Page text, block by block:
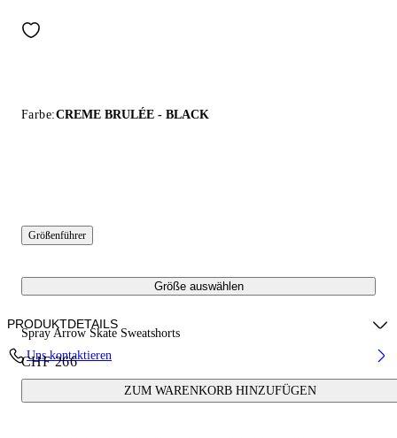
Farbe:CREME BRULÉE - BLACK
Größenführer
Größe auswählen
Spray Arrow Skate Sweatshorts
CHF 266
ZUM WARENKORB HINZUFÜGEN
PRODUKTDETAILS
Fabric:100% Cotton
Uns kontaktieren